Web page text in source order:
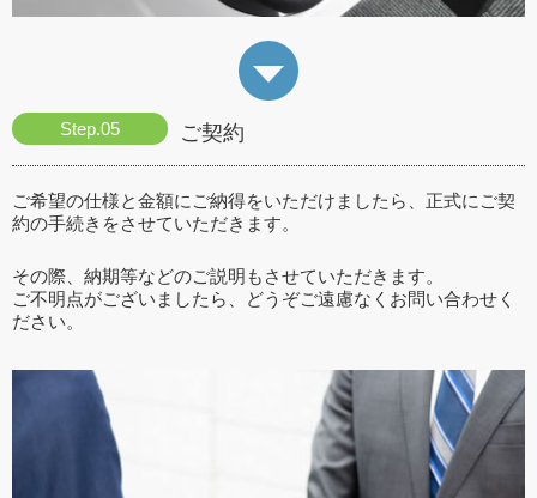
ご契約
ご希望の仕様と金額にご納得をいただけましたら、正式にご契
約の手続きをさせていただきます。
その際、納期等などのご説明もさせていただきます。
ご不明点がございましたら、どうぞご遠慮なくお問い合わせく
ださい。